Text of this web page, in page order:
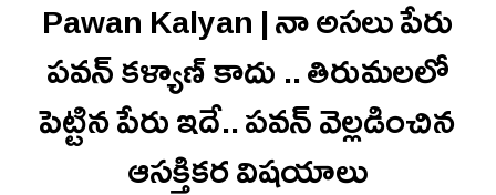
Pawan Kalyan | నా అసలు పేరు
పవన్ కళ్యాణ్ కాదు .. తిరుమలలో
పెట్టిన పేరు ఇదే.. ప‌వ‌న్ వెల్లడించిన
ఆస‌క్తిక‌ర విష‌యాలు